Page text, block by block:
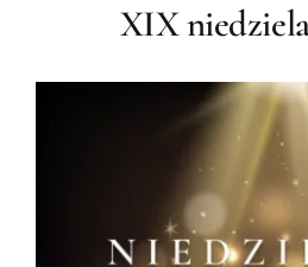
Aktualności
Duszpasterze
XIX